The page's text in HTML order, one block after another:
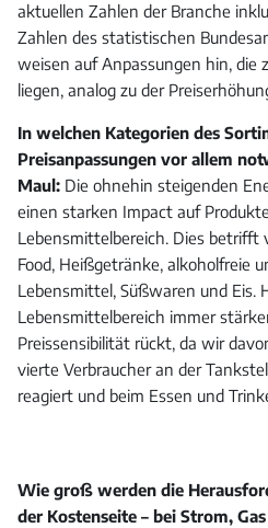
aktuellen Zahlen der Branche
Zahlen des statistischen
weisen auf Anpassungen hin, die
liegen, analog zu der
In welchen Kategorien des
Preisanpassungen vor allem
Maul: Die ohnehin steigenden
einen starken Impact auf
Lebensmittelbereich. Dies betrifft
Food, Heißgetränke, alkoholfreie
Lebensmittel, Süßwaren und Eis.
Lebensmittelbereich immer
Preissensibilität rückt, da wir
vierte Verbraucher an der
reagiert und beim Essen und
Wie groß werden die
der Kostenseite – bei Strom,